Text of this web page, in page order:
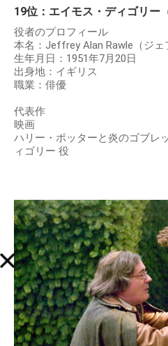
19位：エイモス・ディゴリー
役者のプロフィール
本名：Jeffrey Alan Rawle（ジェ
生年月日：1951年7月20日
出身地：イギリス
職業：俳優
代表作
映画
ハリー・ポッターと炎のゴブレ
ィゴリー 役